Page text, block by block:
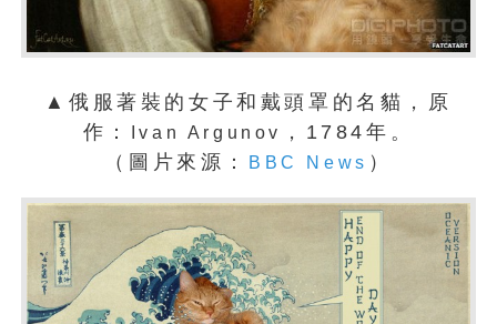
▲俄服著裝的女子和戴頭罩的名貓，原
作：
Ivan Argunov
，1784年。
（圖片來源：
BBC News ）